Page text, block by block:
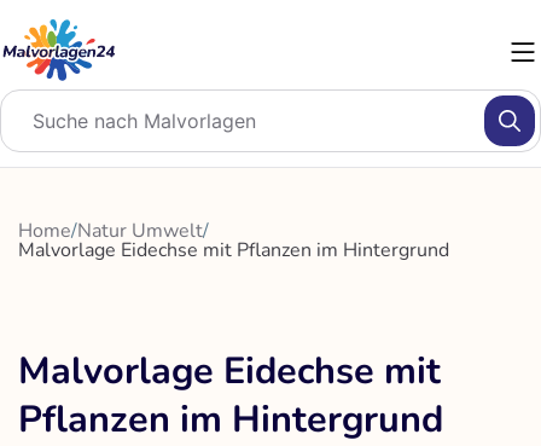
Inhalt
springen
Home/Natur Umwelt/
Malvorlage Eidechse mit Pflanzen im Hintergrund
Malvorlage Eidechse mit
Pflanzen im Hintergrund